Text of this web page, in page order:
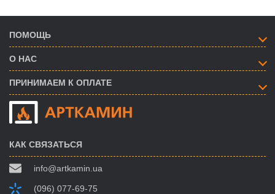
ПОМОЩЬ
О НАС
ПРИНИМАЕМ К ОПЛАТЕ
КАК СВЯЗАТЬСЯ
info@artkamin.ua
(096) 077-69-75